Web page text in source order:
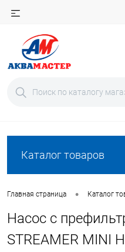
Каталог товаров
Главная страница • Каталог
Насос с
STREAMER MINI